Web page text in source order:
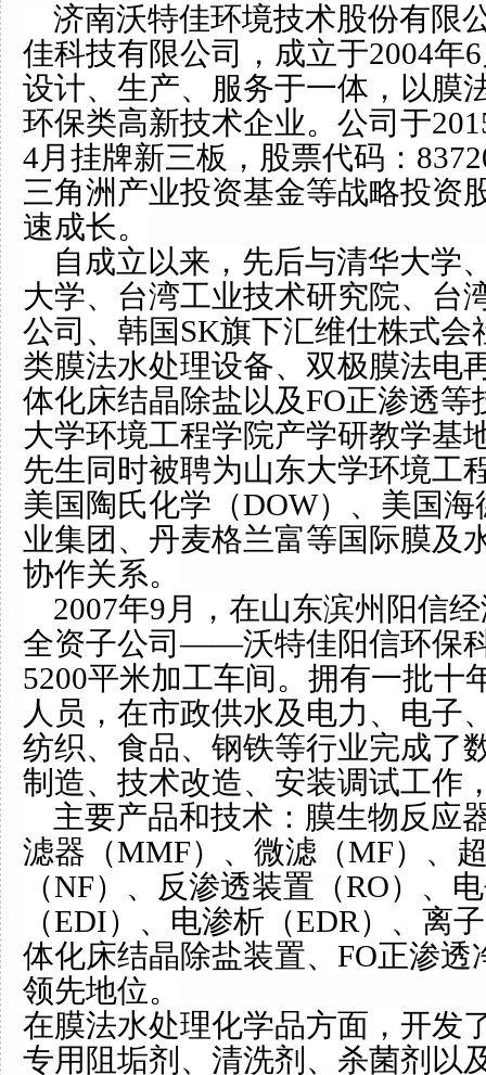
济南沃特佳环境技术股份有限
佳科技有限公司，成立于2004年
设计、生产、服务于一体，以膜
环保类高新技术企业。公司于
4月挂牌新三板，股票代码：
三角洲产业投资基金等战略投资
速成长。
自成立以来，先后与清华大学
大学、台湾工业技术研究院、台
公司、韩国SK旗下汇维仕株式
类膜法水处理设备、双极膜法电
体化床结晶除盐以及FO正渗透
大学环境工程学院产学研教学基
先生同时被聘为山东大学环境工
美国陶氏化学（DOW）、美国
业集团、丹麦格兰富等国际膜及
协作关系。
2007年9月，在山东滨州阳信
全资子公司——沃特佳阳信环保
5200平米加工车间。拥有一批十
人员，在市政供水及电力、电子
纺织、食品、钢铁等行业完成了
制造、技术改造、安装调试工作
主要产品和技术：膜生物反应
滤器（MMF）、微滤（MF）、
（NF）、反渗透装置（RO）、
（EDI）、电渗析（EDR）、离
体化床结晶除盐装置、FO正渗
领先地位。
在膜法水处理化学品方面，开发
专用阻垢剂、清洗剂、杀菌剂以